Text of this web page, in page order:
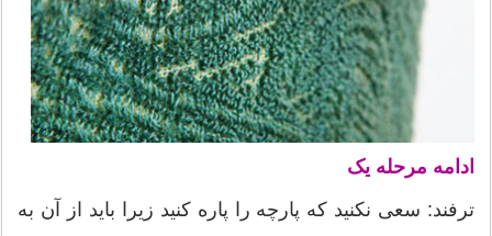
ادامه مرحله یک
ترفند: سعی نکنید که پارچه را پاره کنید زیرا باید از آن به